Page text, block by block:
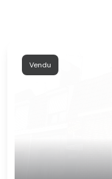
Vendu